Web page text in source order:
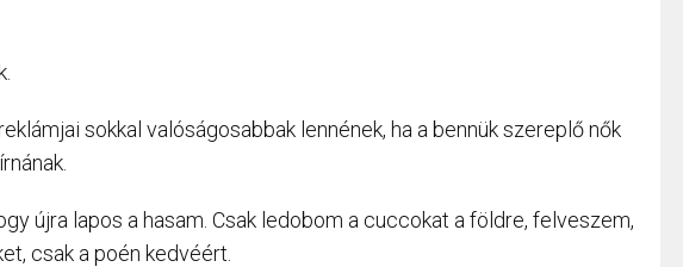
sokkal valóságosabbak lennének, ha a bennük szereplő nők
újra lapos a hasam. Csak ledobom a cuccokat a földre, felveszem,
csak a poén kedvéért.